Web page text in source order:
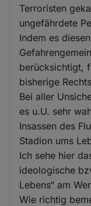
Terroristen
ungefährdete
Indem es
berücksichtigt,
bisherige
Bei aller
es u.U. sehr
Insassen des
Stadion ums
Ich sehe hier
ideologische
Lebens“ am
Wie richtig